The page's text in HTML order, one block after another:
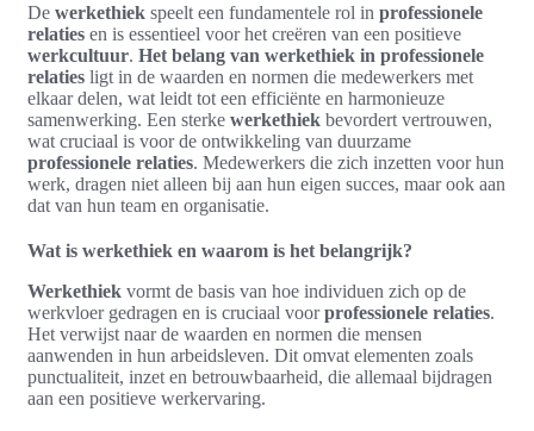
De werkethiek speelt een fundamentele rol in professionele
relaties en is essentieel voor het creëren van een positieve
werkcultuur. Het belang van werkethiek in professionele
relaties ligt in de waarden en normen die medewerkers met
elkaar delen, wat leidt tot een efficiënte en harmonieuze
samenwerking. Een sterke werkethiek bevordert vertrouwen,
wat cruciaal is voor de ontwikkeling van duurzame
professionele relaties. Medewerkers die zich inzetten voor hun
werk, dragen niet alleen bij aan hun eigen succes, maar ook aan
dat van hun team en organisatie.
Wat is werkethiek en waarom is het belangrijk?
Werkethiek vormt de basis van hoe individuen zich op de
werkvloer gedragen en is cruciaal voorprofessionele relaties.
Het verwijst naar de waarden en normen die mensen
aanwenden in hun arbeidsleven. Dit omvat elementen zoals
punctualiteit, inzet en betrouwbaarheid, die allemaal bijdragen
aan een positieve werkervaring.